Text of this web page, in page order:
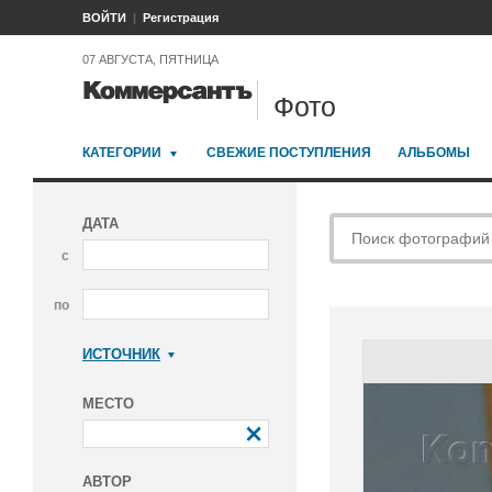
ВОЙТИ Регистрация
07 АВГУСТА, ПЯТНИЦА
Фото
КАТЕГОРИИ СВЕЖИЕ ПОСТУПЛЕНИЯ АЛЬБОМЫ
ДАТА
с
по
ИСТОЧНИК
МЕСТО
АВТОР